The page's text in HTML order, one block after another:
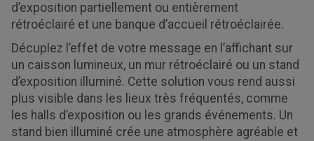
d’exposition partiellement ou entièrement
rétroéclairé et une banque d’accueil rétroéclairée.
Décuplez l’effet de votre message en l’affichant sur
un caisson lumineux, un mur rétroéclairé ou un stand
d’exposition illuminé. Cette solution vous rend aussi
plus visible dans les lieux très fréquentés, comme
les halls d’exposition ou les grands événements. Un
stand bien illuminé crée une atmosphère agréable et